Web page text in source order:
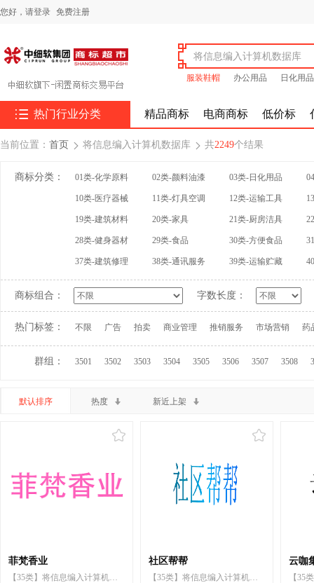
您好， 请登录 免费注册
服装鞋帽 办公用品 日化用品
 热门行业分类 精品商标 电商商标 低价标
当前位置： 首页  将信息编入计算机数据库  共2249个结果
商标分类： 01类-化学原料 02类-颜料油漆 03类-日化用品
10类-医疗器械 11类-灯具空调 12类-运输工具
19类-建筑材料 20类-家具 21类-厨房洁具
28类-健身器材 29类-食品 30类-方便食品
37类-建筑修理 38类-通讯服务 39类-运输贮藏
商标组合： 字数长度：
热门标签： 不限 广告 拍卖 商业管理 推销服务 市场营销 药
群组： 3501 3502 3503 3504 3505 3506 3507 3508
默认排序 热度 新近上架
菲梵香业
【35类】将信息编入计算机数据库
社区帮帮
【35类】将信息编入计算机数据库
云咖